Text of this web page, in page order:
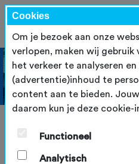
Cookies
Om je bezoek aan onze
verlopen, maken wij gebruik
het verkeer te analyseren
(advertentie)inhoud te
content aan te bieden.
daarom kun je deze cookie-
Functioneel
Analytisch